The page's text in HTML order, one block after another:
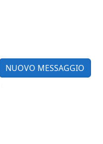
NUOVO MESSAGGIO